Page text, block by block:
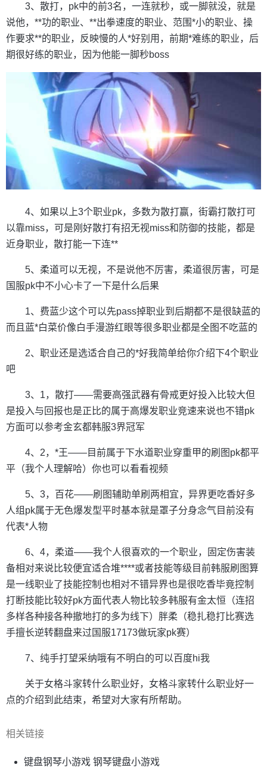
3、散打，pk中的前3名，一连就秒，或一脚就没，就是
说他，**功的职业、**出拳速度的职业、范围*小的职业、操
作要求**的职业，反映慢的人*好别用，前期*难练的职业，后
期很好练的职业，因为他能一脚秒boss
4、如果以上3个职业pk，多数为散打赢，街霸打散打可
以靠miss，可是刚好散打有招无视miss和防御的技能，都是
近身职业，散打能一下连**
5、柔道可以无视，不是说他不厉害，柔道很厉害，可是
国服pk中不小心卡了一下是什么后果
1、费蓝少这个可以先pass掉职业到后期都不是很缺蓝的
而且蓝*白菜价像白手漫游红眼等很多职业都是全图不吃蓝的
2、职业还是选适合自己的*好我简单给你介绍下4个职业
吧
3、1，散打——需要高强武器有骨戒更好投入比较大但
是投入与回报也是正比的属于高爆发职业竞速来说也不错pk
方面可以参考金玄都韩服3界冠军
4、2，*王——目前属于下水道职业穿重甲的刷图pk都平
平（我个人理解哈）你也可以看看视频
5、3，百花——刷图辅助单刷两相宜，异界更吃香好多
人组pk属于无色爆发型平时基本就是罩子分身念气目前没有
代表*人物
6、4，柔道——我个人很喜欢的一个职业，固定伤害装
备相对来说比较便宜适合堆****或者技能等级目前韩服刷图算
是一线职业了技能控制也相对不错异界也是很吃香毕竟控制
打断技能比较好pk方面代表人物比较多韩服有金太恒（连招
多样各种接各种撤地打的多为线下）胖柔（稳扎稳打比赛选
手擅长逆转翻盘来过国服17173做玩家pk赛）
7、纯手打望采纳哦有不明白的可以百度hi我
关于女格斗家转什么职业好，女格斗家转什么职业好一
点的介绍到此结束，希望对大家有所帮助。
相关链接
键盘钢琴小游戏 钢琴键盘小游戏